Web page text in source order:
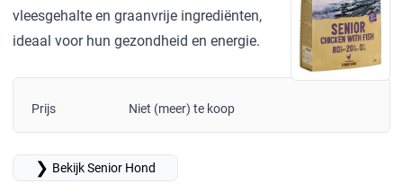
vleesgehalte en graanvrije ingrediënten,
ideaal voor hun gezondheid en energie.
Prijs Niet (meer) te koop
❯ Bekijk Senior Hond